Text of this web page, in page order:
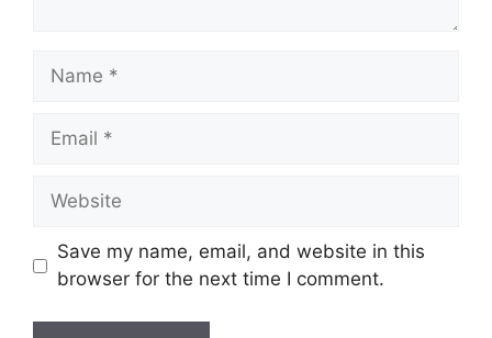
Name
Email
Website
Save my name, email, and website in this
browser for the next time I comment.